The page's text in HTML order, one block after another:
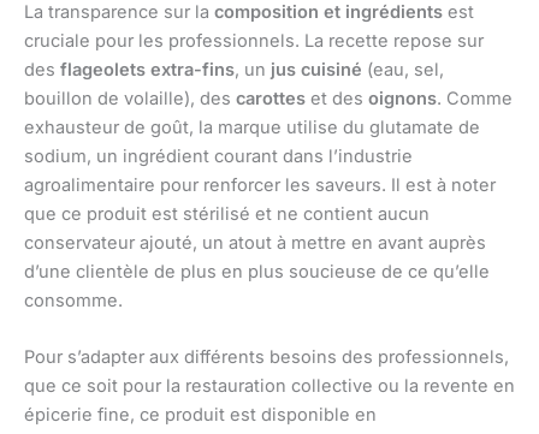
La transparence sur la composition et ingrédients est
cruciale pour les professionnels. La recette repose sur
des flageolets extra-fins, un jus cuisiné (eau, sel,
bouillon de volaille), des carottes et des oignons. Comme
exhausteur de goût, la marque utilise du glutamate de
sodium, un ingrédient courant dans l’industrie
agroalimentaire pour renforcer les saveurs. Il est à noter
que ce produit est stérilisé et ne contient aucun
conservateur ajouté, un atout à mettre en avant auprès
d’une clientèle de plus en plus soucieuse de ce qu’elle
consomme.
Pour s’adapter aux différents besoins des professionnels,
que ce soit pour la restauration collective ou la revente en
épicerie fine, ce produit est disponible en